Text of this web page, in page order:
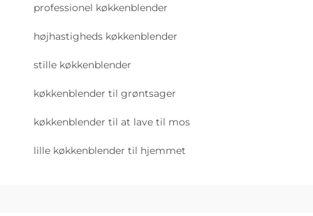
professionel køkkenblender
højhastigheds køkkenblender
stille køkkenblender
køkkenblender til grøntsager
køkkenblender til at lave til mos
lille køkkenblender til hjemmet